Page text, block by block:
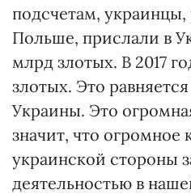
подсчетам,
Польше, прислали в
млрд злотых. В 2017
злотых. Это
Украины. Это
значит, что огромное
украинской стороны
деятельностью в